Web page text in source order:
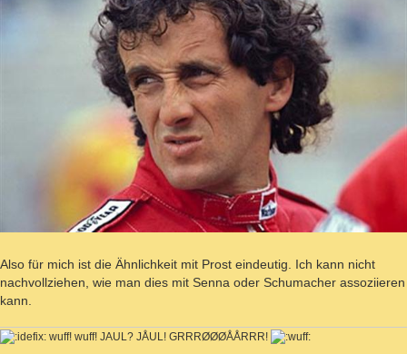
Also für mich ist die Ähnlichkeit mit Prost eindeutig. Ich kann nicht
nachvollziehen, wie man dies mit Senna oder Schumacher assoziieren
kann.
wuff! wuff! JAUL? JÅUL! GRRRØØØÅÅRRR!